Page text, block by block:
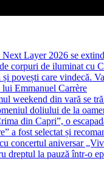
Layer 2026 se
corpuri de iluminat cu
povești care vindecă.
Emmanuel Carrère
din vară se
doliului de la
din Capri”, o
a fost selectat și
concertul aniversar
dreptul la pauză într-o